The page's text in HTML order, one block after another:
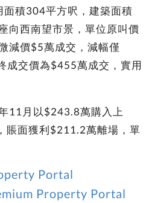
積304平方呎，建築面積
向西南望市景，單位原叫價
減價$5萬成交，減幅僅
成交價為$455萬成交，實用
11月以$243.8萬購入上
賬面獲利$211.2萬離場，單
Portal
Property Portal